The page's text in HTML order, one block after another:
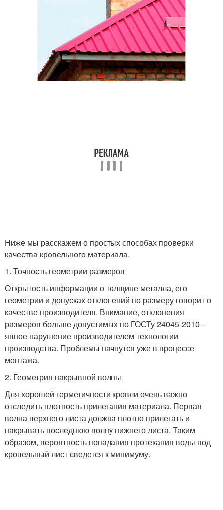
Ниже мы расскажем о простых способах проверки
качества кровельного материала.
1. Точность геометрии размеров
Открытость информации о толщине металла, его
геометрии и допусках отклонений по размеру говорит о
качестве производителя. Внимание, отклонения
размеров больше допустимых по ГОСТу 24045-2010 –
явное нарушение производителем технологии
производства. Проблемы начнутся уже в процессе
монтажа.
2. Геометрия накрывной волны
Для хорошей герметичности кровли очень важно
отследить плотность прилегания материала. Первая
волна верхнего листа должна плотно прилегать и
накрывать последнюю волну нижнего листа. Таким
образом, вероятность попадания протекания воды под
кровельный лист сведется к минимуму.